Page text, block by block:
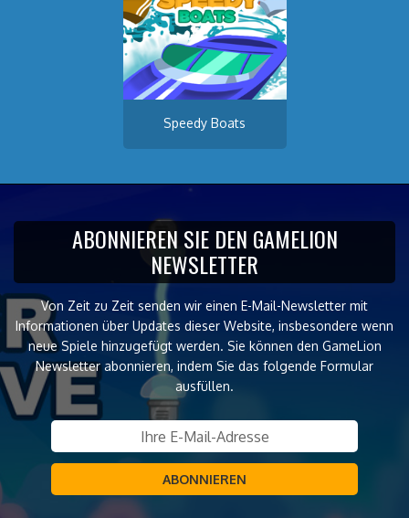
Speedy Boats
ABONNIEREN SIE DEN GAMELION
NEWSLETTER
Von Zeit zu Zeit senden wir einen E-Mail-Newsletter mit
Informationen über Updates dieser Website, insbesondere wenn
neue Spiele hinzugefügt werden. Sie können den GameLion
Newsletter abonnieren, indem Sie das folgende Formular
ausfüllen.
ABONNIEREN